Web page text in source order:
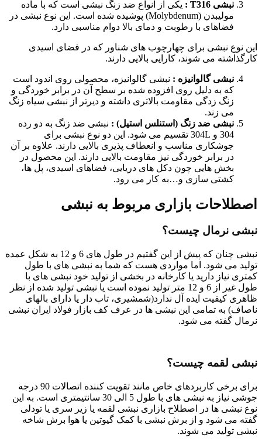
نبشی T316
: یکی از انواع ضد زنگ نبشی است که با ماده
مولیبدن (Molybdenum) پوشیده شده است. این نوع نبشی در
فضاهای با رطوبت و دمای بالا دوام مناسبی دارد.
این نوع نبشی برای چهارچوب های شناور که در فضای اسیدی
کارگذاشته می شوند، کارایی بالایی دارند.
نبشی گالوانیزه : نبشی گالوانیزه، محصولی روی اندود است
که به دلیل روی افزوده شده بر سطح آن در برابر خوردگی و
زنگ زدگی مقاومت بالاتری داشته و دیرتر از نبشی سیاه زنگ
می زند.
نبشی ضد زنگ (استنلس استیل) : نبشی ضد زنگ به دو رده
304 و 304L تقسیم می شود. این دو نوع نبشی برای
جوشکاری مناسب و انعطاف پذیری بالایی دارند. علاوه بر آن
در برابر خوردگی نیز مقاومت بالایی دارند. این محصول در
بخش هایی چون دکل های دریایی، فضاهای اسیدی، پل ها،
کشتی سازی و…به کار می رود.
اصطلاحات بازاری مربوط به نبشی
نبشی نرمال چیست؟
نبشی چنان که پیش از این گفتیم در طول های 6 و 12 به شکل عمده
تولید می شود. اما مواردی هست که شما به نبشی های با طول
کمتری نیاز دارید یا کارخانه در بخشی از تولید خود نبشی های با
طول غیر از 6 و 12 متر تولید نموده است یا نبشی تولید شده از نظر
ظاهری کیفیت ایده آل ندارد(شمشیری، تاب دار یا دارای بالهای
ناصاف) به تمامی این نبشی ها در عرف کف بازار فولاد ایران نبشی
نرمال گفته می شود.
نبشی لقمه چیست؟
برای برخی کاربردهای خاص مانند تقویت کننده اتصالات 90 درجه
جوشی نیاز به نبشی های با طول 5 الی 30 سانتیمتری است. به این
نوع نبشی ها در اصطلاح بازاری نبشی لقمه یا زیر سری یا تودلی
گفته می شود و از برش نبشی با کمک گیوتین یا هوا برش شاخه
نبشی تولید می شوند.